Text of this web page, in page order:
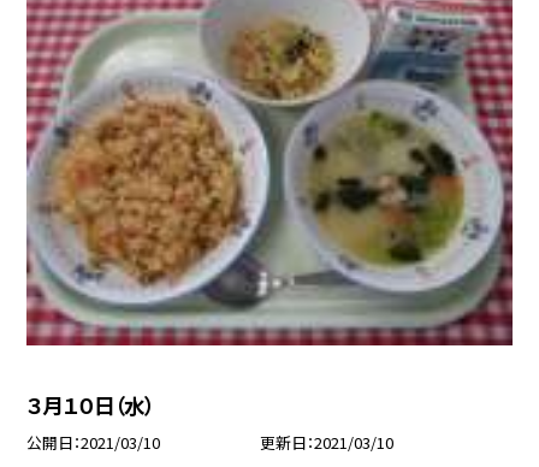
３月１０日（水）
公開日 2021/03/10 更新日 2021/03/10